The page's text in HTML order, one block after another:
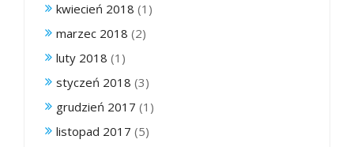
kwiecień 2018 (1)
marzec 2018 (2)
luty 2018 (1)
styczeń 2018 (3)
grudzień 2017 (1)
listopad 2017 (5)